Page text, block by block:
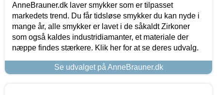
AnneBrauner.dk laver smykker som er tilpasset
markedets trend. Du får tidsløse smykker du kan nyde i
mange år, alle smykker er lavet i de såkaldt Zirkoner
som også kaldes industridiamanter, et materiale der
næppe findes stærkere. Klik her for at se deres udvalg.
Se udvalget på AnneBrauner.dk